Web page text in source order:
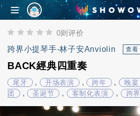
0则评价
跨界小提琴手-林子安Anviolin
查看
BACK經典四重奏
尾牙 , 开场表演 , 跨年 , 晚宴
团
, 圣诞节 , 客制化表演 , 跨界